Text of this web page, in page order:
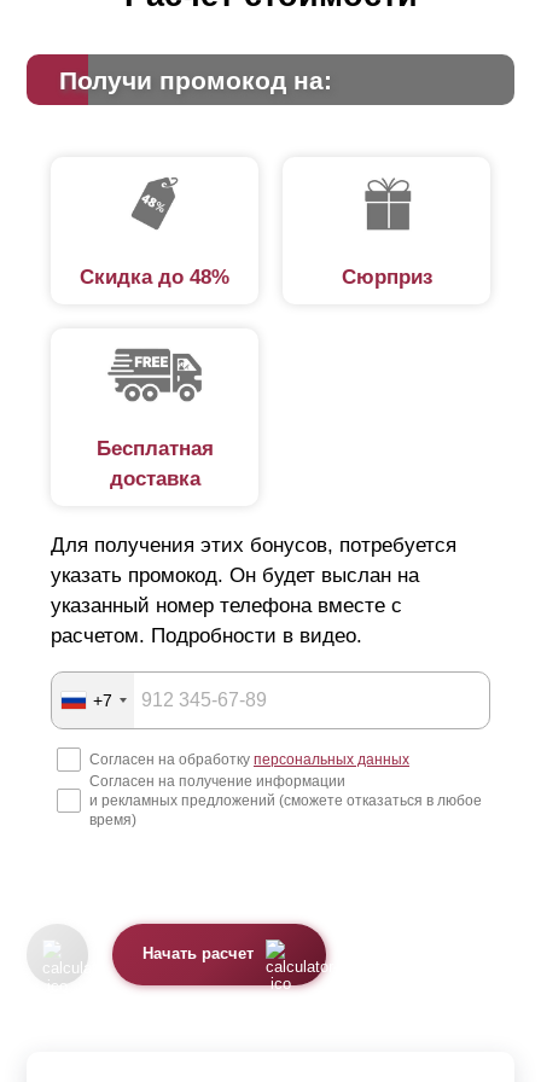
Получи промокод на:
Скидка до 48% Сюрприз
Бесплатная
доставка
Для получения этих бонусов, потребуется
указать промокод. Он будет выслан на
указанный номер телефона вместе с
расчетом. Подробности в видео.
+7
Согласен на обработку персональных данных
Согласен на получение информации
и рекламных предложений (сможете отказаться в любое
время)
Начать расчет